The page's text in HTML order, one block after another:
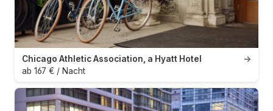
→
Chicago Athletic Association, a Hyatt Hotel
ab 167 € / Nacht